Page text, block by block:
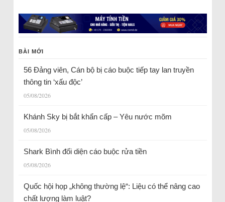
BÀI MỚI
56 Đảng viên, Cán bộ bị cáo buộc tiếp tay lan truyền
thông tin ‘xấu độc’
05/08/2026
Khánh Sky bị bắt khẩn cấp – Yêu nước mõm
05/08/2026
Shark Bình đối diện cáo buộc rửa tiền
05/08/2026
Quốc hội họp „không thường lệ“: Liệu có thể nâng cao
chất lượng làm luật?